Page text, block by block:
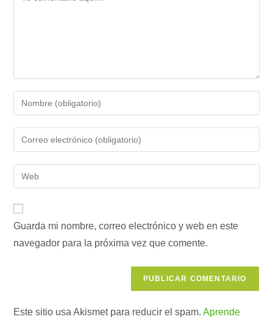
tu
nombre
de
usuario
para
tu
dirección
de
para
comentar
la
de
tu
web
Guarda mi nombre, correo electrónico y web en este
navegador para la próxima vez que comente.
Este sitio usa Akismet para reducir el spam.Aprende